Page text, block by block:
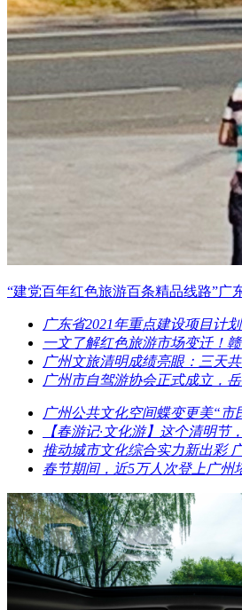
“建党百年红色旅游百条精品线路”广
广东省2021年重点建设项目计
一文了解红色旅游市场变迁！
广州文旅清明成绩亮眼：三天
广州市自驾游协会正式成立，
广州公共文化空间蝶变更美“市
【春游记·文化游】这个清明节
推动城市文化综合实力新出彩
春节期间，近5万人次登上广州